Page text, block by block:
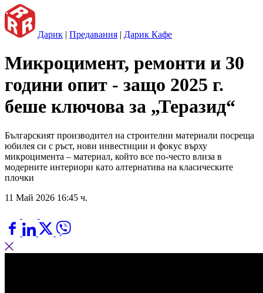
Дарик | Предавания | Дарик Кафе
Микроцимент, ремонти и 30
години опит - защо 2025 г.
беше ключова за „Теразид“
Българският производител на строителни материали посреща
юбилея си с ръст, нови инвестиции и фокус върху
микроцимента – материал, който все по-често влиза в
модерните интериори като алтернатива на класическите
плочки
11 Май 2026 16:45 ч.